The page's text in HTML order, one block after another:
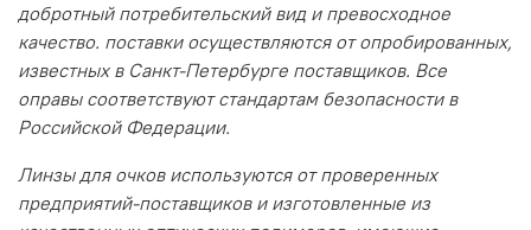
добротный потребительский вид и превосходное
качество. поставки осуществляются от опробированных,
известных в Санкт-Петербурге поставщиков. Все
оправы соответствуют стандартам безопасности в
Российской Федерации.
Линзы для очков используются от проверенных
предприятий-поставщиков и изготовленные из